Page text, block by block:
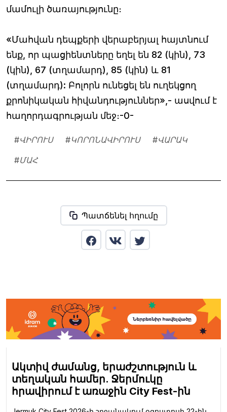
մամուլի ծառայությունը։
«Մահվան դեպքերի վերաբերյալ հայտնում
ենք, որ պացիենտները եղել են 82 (կին), 73
(կին), 67 (տղամարդ), 85 (կին) և 81
(տղամարդ): Բոլորն ունեցել են ուղեկցող
քրոնիկական հիվանդություններ»,- ասվում է
հաղորդագրության մեջ։-0-
#ՎԻՐՈՒՍ #ԿՈՐՈՆԱՎԻՐՈՒՍ #ՎԱՐԱԿ
#ՄԱՀ
Պատճենել հղումը
Ակտիվ ժամանց, երաժշտություն և
տեղական համեր. Ջերմուկը
հրավիրում է առաջին City Fest-ին